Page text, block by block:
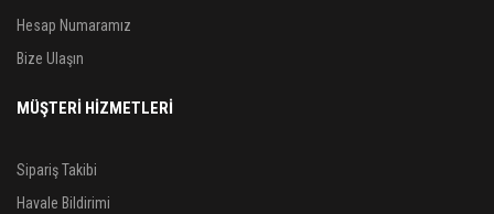
Hesap Numaramız
Bize Ulaşın
MÜŞTERİ HİZMETLERİ
Sipariş Takibi
Havale Bildirimi